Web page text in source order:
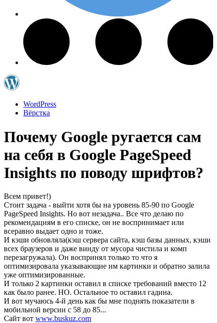
WordPress
Вёрстка
Почему Google ругается сам
на себя в Google PageSpeed
Insights по поводу шрифтов?
Всем привет!)
Стоит задача - выйти хотя бы на уровень 85-90 по Google
PageSpeed Insights. Но вот незадача.. Все что делаю по
рекомендациям в его списке, он не воспринимает или
всеравно выдает одно и тоже.
И кэши обновляла(кэш сервера сайта, кэш базы данных, кэши
всех браузеров и даже винду от мусора чистила и комп
перезагружала). Он воспринял только то что я
оптимизировала указывающие им картинки и обратно залила
уже оптимизированные.
И только 2 картинки оставил в списке требований вместо 12
как было ранее. НО. Остальное то оставил гадина.
И вот мучаюсь 4-й день как бы мне поднять показатели в
мобильной версии с 58 до 85...
Сайт вот www.buskuz.com